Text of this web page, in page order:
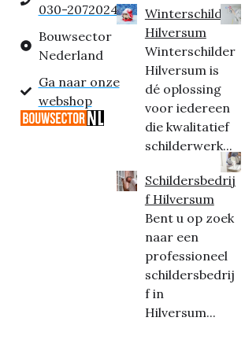
030-2072024
Bouwsector
Nederland
Ga naar onze
webshop
Winterschilder
Hilversum
Winterschilder
Hilversum is
dé oplossing
voor iedereen
die kwalitatief
schilderwerk...
Schildersbedrij
f Hilversum
Bent u op zoek
naar een
professioneel
schildersbedrij
f in
Hilversum...